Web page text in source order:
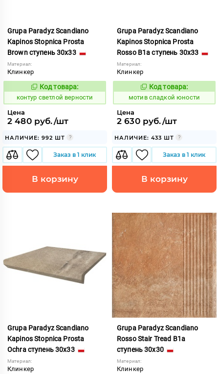
Grupa Paradyz Scandiano
Kapinos Stopnica Prosta
Brown ступень 30x33
Материал:
Клинкер
760381
Код товара:
контур светлой верности
Цена
2 480 руб./шт
НАЛИЧИЕ: 992 ШТ
Заказ в 1 клик
В корзину
Grupa Paradyz Scandiano
Kapinos Stopnica Prosta
Rosso B1a ступень 30x33
Материал:
Клинкер
1042748
Код товара:
мотив сладкой юности
Цена
2 630 руб./шт
НАЛИЧИЕ: 433 ШТ
Заказ в 1 клик
В корзину
Grupa Paradyz Scandiano
Kapinos Stopnica Prosta
Ochra ступень 30x33
Материал:
Клинкер
Grupa Paradyz Scandiano
Rosso Stair Tread B1a
ступень 30x30
Материал:
Клинкер